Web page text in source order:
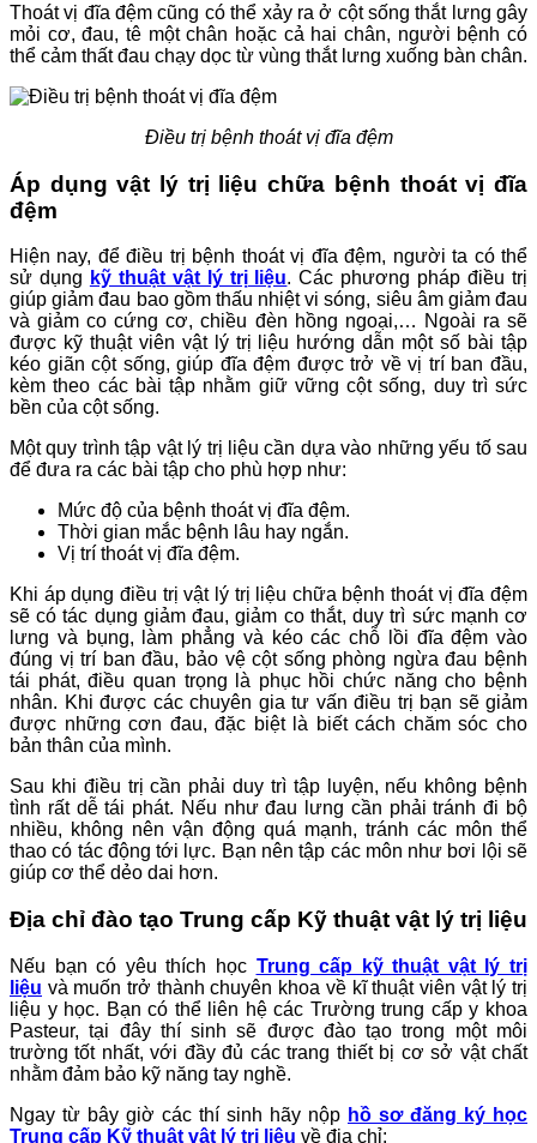
Thoát vị đĩa đệm cũng có thể xảy ra ở cột sống thắt lưng gây
mỏi cơ, đau, tê một chân hoặc cả hai chân, người bệnh có
thể cảm thất đau chạy dọc từ vùng thắt lưng xuống bàn chân.
Điều trị bệnh thoát vị đĩa đệm
Áp dụng vật lý trị liệu chữa bệnh thoát vị đĩa
đệm
Hiện nay, để điều trị bệnh thoát vị đĩa đệm, người ta có thể
sử dụng kỹ thuật vật lý trị liệu. Các phương pháp điều trị
giúp giảm đau bao gồm thấu nhiệt vi sóng, siêu âm giảm đau
và giảm co cứng cơ, chiều đèn hồng ngoại,… Ngoài ra sẽ
được kỹ thuật viên vật lý trị liệu hướng dẫn một số bài tập
kéo giãn cột sống, giúp đĩa đệm được trở về vị trí ban đầu,
kèm theo các bài tập nhằm giữ vững cột sống, duy trì sức
bền của cột sống.
Một quy trình tập vật lý trị liệu cần dựa vào những yếu tố sau
để đưa ra các bài tập cho phù hợp như:
Mức độ của bệnh thoát vị đĩa đệm.
Thời gian mắc bệnh lâu hay ngắn.
Vị trí thoát vị đĩa đệm.
Khi áp dụng điều trị vật lý trị liệu chữa bệnh thoát vị đĩa đệm
sẽ có tác dụng giảm đau, giảm co thắt, duy trì sức mạnh cơ
lưng và bụng, làm phẳng và kéo các chỗ lồi đĩa đệm vào
đúng vị trí ban đầu, bảo vệ cột sống phòng ngừa đau bệnh
tái phát, điều quan trọng là phục hồi chức năng cho bệnh
nhân. Khi được các chuyên gia tư vấn điều trị bạn sẽ giảm
được những cơn đau, đặc biệt là biết cách chăm sóc cho
bản thân của mình.
Sau khi điều trị cần phải duy trì tập luyện, nếu không bệnh
tình rất dễ tái phát. Nếu như đau lưng cần phải tránh đi bộ
nhiều, không nên vận động quá mạnh, tránh các môn thể
thao có tác động tới lực. Bạn nên tập các môn như bơi lội sẽ
giúp cơ thể dẻo dai hơn.
Địa chỉ đào tạo Trung cấp Kỹ thuật vật lý trị liệu
Nếu bạn có yêu thích học Trung cấp kỹ thuật vật lý trị
liệu và muốn trở thành chuyên khoa về kĩ thuật viên vật lý trị
liệu y học. Bạn có thể liên hệ các Trường trung cấp y khoa
Pasteur, tại đây thí sinh sẽ được đào tạo trong một môi
trường tốt nhất, với đầy đủ các trang thiết bị cơ sở vật chất
nhằm đảm bảo kỹ năng tay nghề.
Ngay từ bây giờ các thí sinh hãy nộp hồ sơ đăng ký học
Trung cấp Kỹ thuật vật lý trị liệu về địa chỉ: